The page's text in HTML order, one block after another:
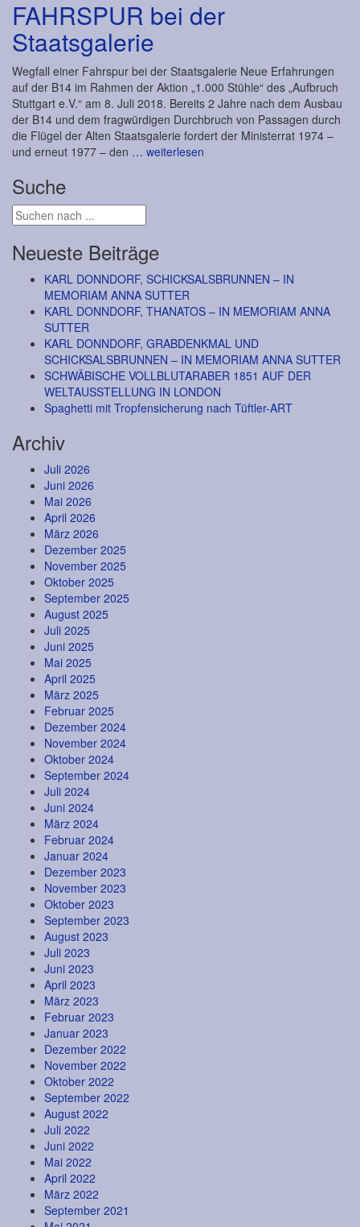
FAHRSPUR bei der
Staatsgalerie
Wegfall einer Fahrspur bei der Staatsgalerie Neue Erfahrungen
auf der B14 im Rahmen der Aktion „1.000 Stühle“ des „Aufbruch
Stuttgart e.V.“ am 8. Juli 2018. Bereits 2 Jahre nach dem Ausbau
der B14 und dem fragwürdigen Durchbruch von Passagen durch
die Flügel der Alten Staatsgalerie fordert der Ministerrat 1974 –
und erneut 1977 – den … weiterlesen
Suche
Neueste Beiträge
KARL DONNDORF, SCHICKSALSBRUNNEN – IN
MEMORIAM ANNA SUTTER
KARL DONNDORF, THANATOS – IN MEMORIAM ANNA
SUTTER
KARL DONNDORF, GRABDENKMAL UND
SCHICKSALSBRUNNEN – IN MEMORIAM ANNA SUTTER
SCHWÄBISCHE VOLLBLUTARABER 1851 AUF DER
WELTAUSSTELLUNG IN LONDON
Spaghetti mit Tropfensicherung nach Tüftler-ART
Archiv
Juli 2026
Juni 2026
Mai 2026
April 2026
März 2026
Dezember 2025
November 2025
Oktober 2025
September 2025
August 2025
Juli 2025
Juni 2025
Mai 2025
April 2025
März 2025
Februar 2025
Dezember 2024
November 2024
Oktober 2024
September 2024
Juli 2024
Juni 2024
März 2024
Februar 2024
Januar 2024
Dezember 2023
November 2023
Oktober 2023
September 2023
August 2023
Juli 2023
Juni 2023
April 2023
März 2023
Februar 2023
Januar 2023
Dezember 2022
November 2022
Oktober 2022
September 2022
August 2022
Juli 2022
Juni 2022
Mai 2022
April 2022
März 2022
September 2021